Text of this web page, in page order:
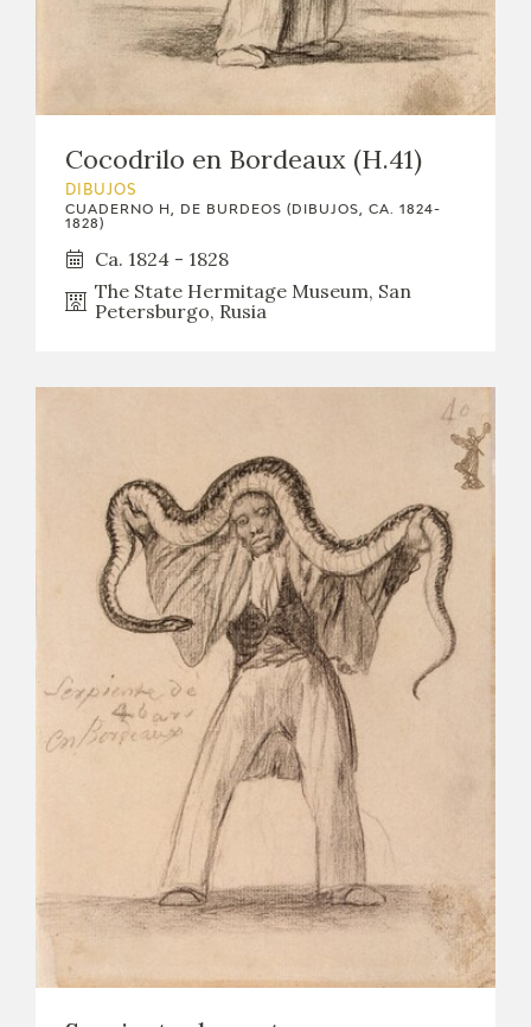
Cocodrilo en Bordeaux (H.41)
DIBUJOS
CUADERNO H, DE BURDEOS (DIBUJOS, CA. 1824-
1828)
Ca. 1824 - 1828
The State Hermitage Museum, San
Petersburgo, Rusia